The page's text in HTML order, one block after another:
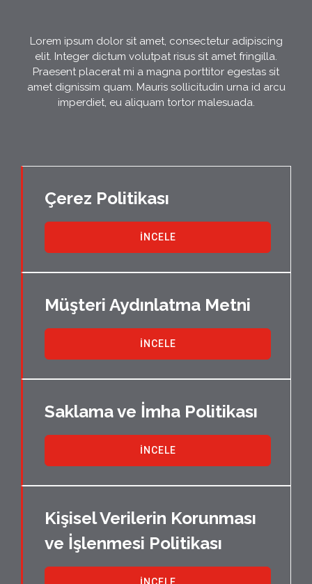
Lorem ipsum dolor sit amet, consectetur adipiscing
elit. Integer dictum volutpat risus sit amet fringilla.
Praesent placerat mi a magna porttitor egestas sit
amet dignissim quam. Mauris sollicitudin urna id arcu
imperdiet, eu aliquam tortor malesuada.
Çerez Politikası
İNCELE
Müşteri Aydınlatma Metni
İNCELE
Saklama ve İmha Politikası
İNCELE
Kişisel Verilerin Korunması
ve İşlenmesi Politikası